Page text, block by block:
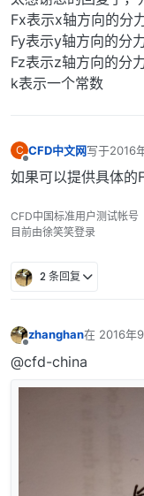
Fx表示x轴方向的分
Fy表示y轴方向的分
Fz表示z轴方向的分
k表示一个常数
C CFD中文网写于2016
最后由 编
如果可以提供具体的
CFD中国标准用户测试帐号
目前由徐笑笑登录
2 条回复
zhanghan在 2016年
最后由 编辑
@cfd-china